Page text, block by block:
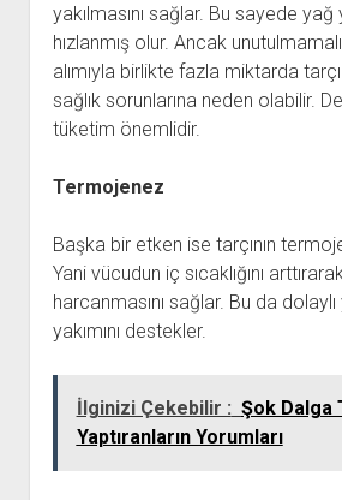
yakılmasını sağlar. Bu sayede yağ
hızlanmış olur. Ancak
alımıyla birlikte fazla miktarda
sağlık sorunlarına neden olabilir.
tüketim önemlidir.
Termojenez
Başka bir etken ise tarçının
Yani vücudun iç sıcaklığını
harcanmasını sağlar. Bu da
yakımını destekler.
İlginizi Çekebilir : Şok Dalga
Yaptıranların Yorumları